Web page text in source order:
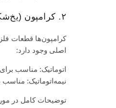
۲. کرامپون (یخ‌شکن‌ها)
کرامپون‌ها قطعات
اصلی وجود دارد:
اتوماتیک: مناسب
نیمه‌اتوماتیک:
توضیحات کامل در